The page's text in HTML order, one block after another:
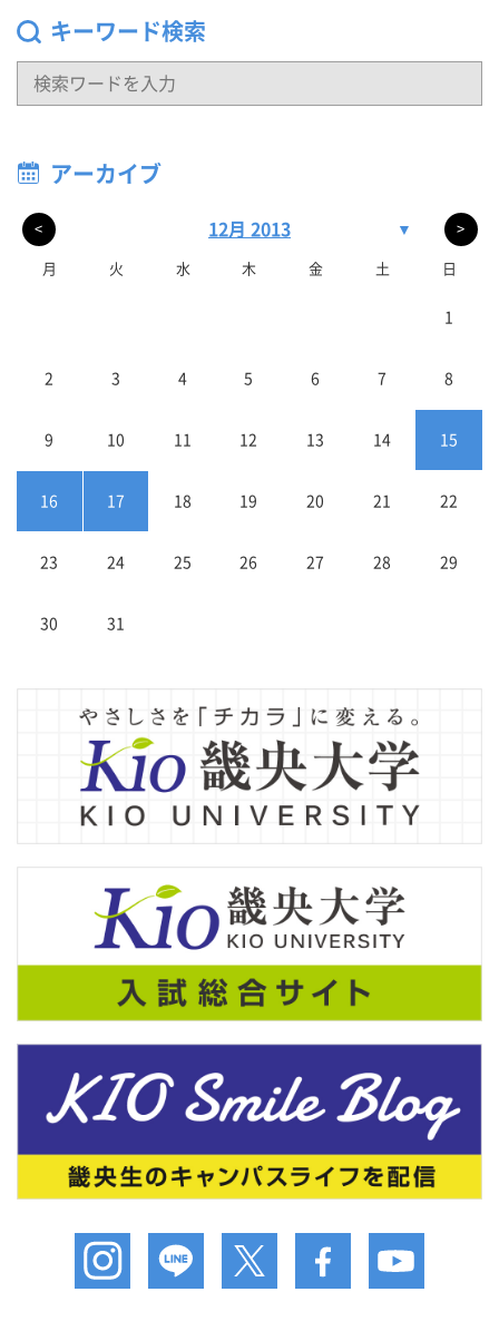
キーワード検索
アーカイブ
< 12月 2013 ▼ >
月 火 水 木 金 土 日
1
2 3 4 5 6 7 8
9 10 11 12 13 14 15
16 17 18 19 20 21 22
23 24 25 26 27 28 29
30 31